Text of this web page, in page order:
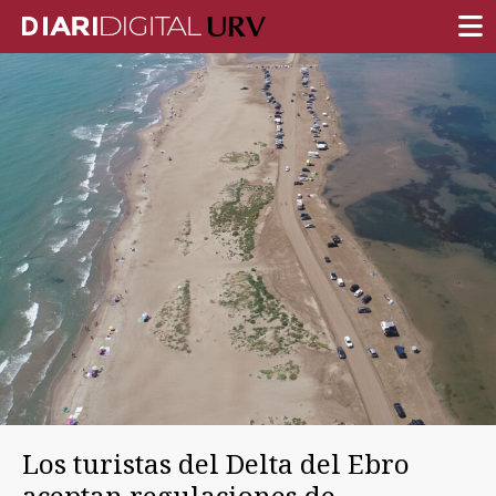
PORTADA
INVESTIGACIÓN
DOCENCIA
INSTITUCIÓN
VIDA EN EL CAMPUS
COMUNIDAD URV
REPORTAJES
Ámbitos universitarios
Los turistas del Delta del Ebro